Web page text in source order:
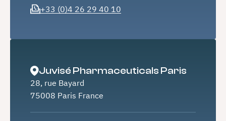
+33 (0)4 26 29 40 10
Juvisé Pharmaceuticals Paris
28, rue Bayard
75008 Paris France